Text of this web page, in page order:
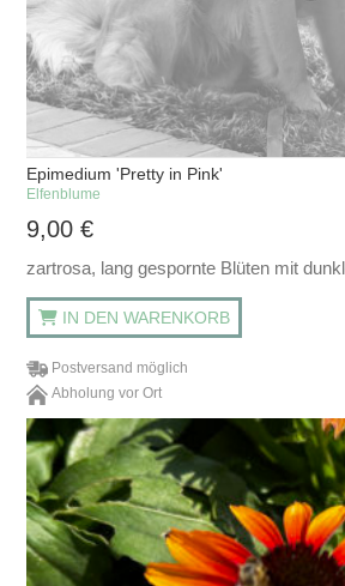
Epimedium 'Pretty in Pink'
Elfenblume
9,00€
zartrosa, lang gespornte Blüten mit
IN DEN WARENKORB
Postversand möglich
Abholung vor Ort